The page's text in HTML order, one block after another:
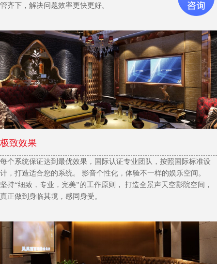
管齐下，解决问题效率更快更好。
极致效果
每个系统保证达到最优效果，国际认证专业团队，按照国际标准设
计，打造适合您的系统。 影音个性化，体验不一样的娱乐空间。
坚持“细致，专业，完美”的工作原则， 打造全景声天空影院空间，
真正做到身临其境，感同身受。